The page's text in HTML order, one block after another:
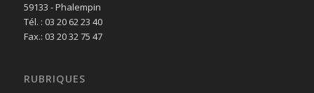
59133 - Phalempin
Tél. : 03 20 62 23 40
Fax.: 03 20 32 75 47
RUBRIQUES